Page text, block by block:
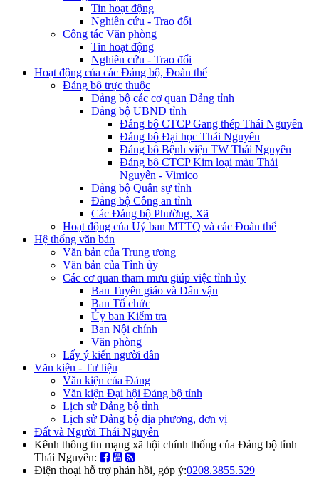
Tin hoạt động
Nghiên cứu - Trao đổi
Công tác Văn phòng
Tin hoạt động
Nghiên cứu - Trao đổi
Hoạt động của các Đảng bộ, Đoàn thể
Đảng bộ trực thuộc
Đảng bộ các cơ quan Đảng tỉnh
Đảng bộ UBND tỉnh
Đảng bộ CTCP Gang thép Thái Nguyên
Đảng bộ Đại học Thái Nguyên
Đảng bộ Bệnh viện TW Thái Nguyên
Đảng bộ CTCP Kim loại màu Thái
Nguyên - Vimico
Đảng bộ Quân sự tỉnh
Đảng bộ Công an tỉnh
Các Đảng bộ Phường, Xã
Hoạt động của Uỷ ban MTTQ và các Đoàn thể
Hệ thống văn bản
Văn bản của Trung ương
Văn bản của Tỉnh ủy
Các cơ quan tham mưu giúp việc tỉnh ủy
Ban Tuyên giáo và Dân vận
Ban Tổ chức
Ủy ban Kiểm tra
Ban Nội chính
Văn phòng
Lấy ý kiến người dân
Văn kiện - Tư liệu
Văn kiện của Đảng
Văn kiện Đại hội Đảng bộ tỉnh
Lịch sử Đảng bộ tỉnh
Lịch sử Đảng bộ địa phương, đơn vị
Đất và Người Thái Nguyên
Kênh thông tin mạng xã hội chính thống của Đảng bộ tỉnh
Thái Nguyên:
Điện thoại hỗ trợ phản hồi, góp ý:0208.3855.529